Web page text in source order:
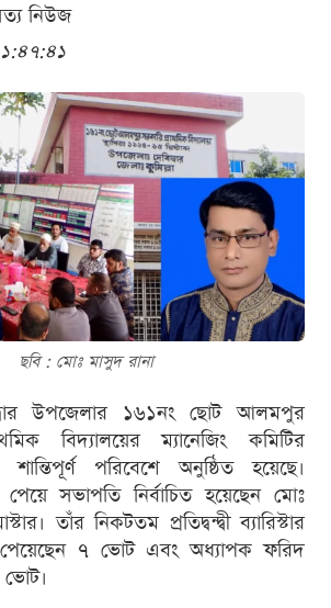
নিউজ
ছবি : মোঃ মাসুদ রানা
উপজেলার ১৬১নং ছোট আলমপুর
বিদ্যালয়ের ম্যানেজিং কমিটির
শান্তিপূর্ণ পরিবেশে অনুষ্ঠিত হয়েছে।
সভাপতি নির্বাচিত হয়েছেন মোঃ
তাঁর নিকটতম প্রতিদ্বন্দ্বী ব্যারিস্টার
পেয়েছেন ৭ ভোট এবং অধ্যাপক ফরিদ
ভোট।